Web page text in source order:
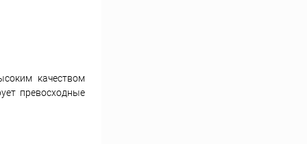
качеством
превосходные